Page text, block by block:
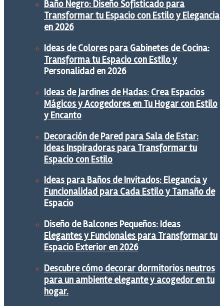
Baño Negro: Diseño Sofisticado para
Transformar tu Espacio con Estilo y Elegancia
en 2026
Ideas de Colores para Gabinetes de Cocina:
Transforma tu Espacio con Estilo y
Personalidad en 2026
Ideas de Jardines de Hadas: Crea Espacios
Mágicos y Acogedores en Tu Hogar con Estilo
y Encanto
Decoración de Pared para Sala de Estar:
Ideas Inspiradoras para Transformar tu
Espacio con Estilo
Ideas para Baños de Invitados: Elegancia y
Funcionalidad para Cada Estilo y Tamaño de
Espacio
Diseño de Balcones Pequeños: Ideas
Elegantes y Funcionales para Transformar tu
Espacio Exterior en 2026
Descubre cómo decorar dormitorios neutros
para un ambiente elegante y acogedor en tu
hogar.